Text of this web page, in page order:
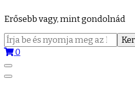
Erősebb vagy, mint gondolnád
Keresés:
0